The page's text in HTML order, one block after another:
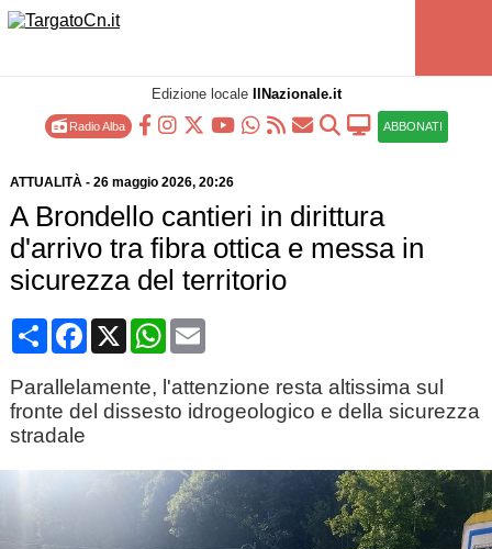
Edizione locale IlNazionale.it
Radio Alba ABBONATI
ATTUALITÀ- 26 maggio 2026, 20:26
A Brondello cantieri in dirittura
d'arrivo tra fibra ottica e messa in
sicurezza del territorio
CondividiFacebook
X WhatsApp
Email
Parallelamente, l'attenzione resta altissima sul
fronte del dissesto idrogeologico e della sicurezza
stradale